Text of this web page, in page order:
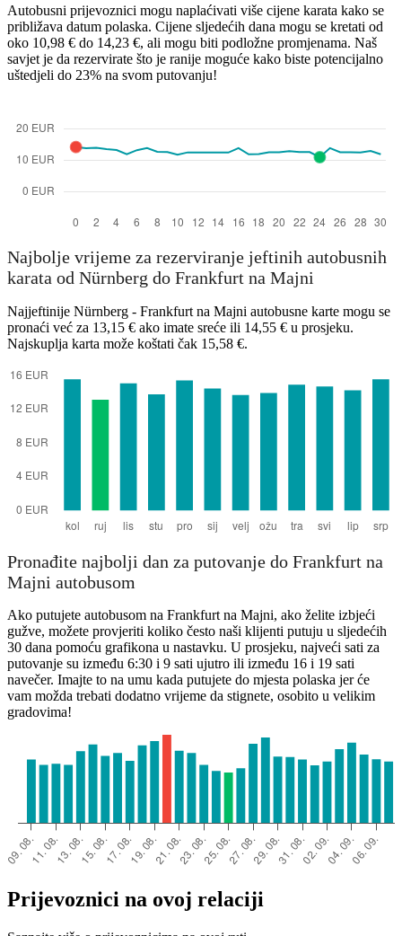
Autobusni prijevoznici mogu naplaćivati ​​više cijene karata kako se
približava datum polaska. Cijene sljedećih dana mogu se kretati od
oko 10,98 € do 14,23 €, ali mogu biti podložne promjenama. Naš
savjet je da rezervirate što je ranije moguće kako biste potencijalno
uštedjeli do 23% na svom putovanju!
Najbolje vrijeme za rezerviranje jeftinih autobusnih
karata od Nürnberg do Frankfurt na Majni
Najjeftinije Nürnberg - Frankfurt na Majni autobusne karte mogu se
pronaći već za 13,15 € ako imate sreće ili 14,55 € u prosjeku.
Najskuplja karta može koštati čak 15,58 €.
Pronađite najbolji dan za putovanje do Frankfurt na
Majni autobusom
Ako putujete autobusom na Frankfurt na Majni, ako želite izbjeći
gužve, možete provjeriti koliko često naši klijenti putuju u sljedećih
30 dana pomoću grafikona u nastavku. U prosjeku, najveći sati za
putovanje su između 6:30 i 9 sati ujutro ili između 16 i 19 sati
navečer. Imajte to na umu kada putujete do mjesta polaska jer će
vam možda trebati dodatno vrijeme da stignete, osobito u velikim
gradovima!
Prijevoznici na ovoj relaciji